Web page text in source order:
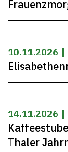
10.11.2026 |
14.11.2026 |
Thaler